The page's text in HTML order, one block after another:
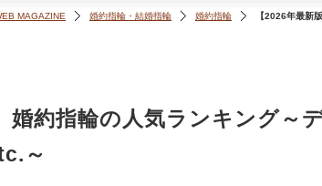
MAGAZINE 婚約指輪・結婚指輪 婚約指輪 【2026年最新
婚約指輪の人気ランキング～
～